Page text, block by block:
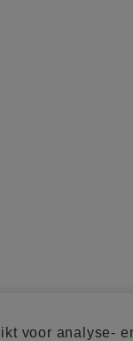
voor analyse-